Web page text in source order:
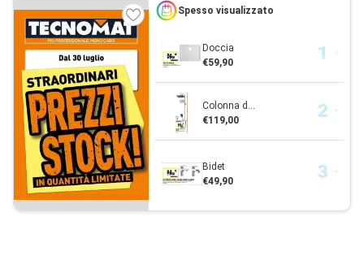
Spesso visualizzato
Doccia
€59,90
Colonna d...
€119,00
Bidet
€49,90